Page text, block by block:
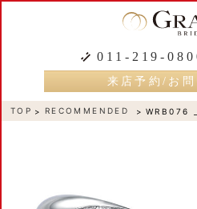
011-219-
来店予約/お
TOP RECOMMENDED WRB076